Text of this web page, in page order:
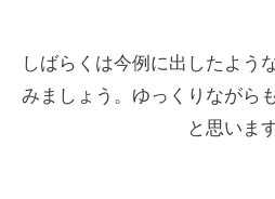
しばらくは今例に出したよう
みましょう。ゆっくりながら
と思います